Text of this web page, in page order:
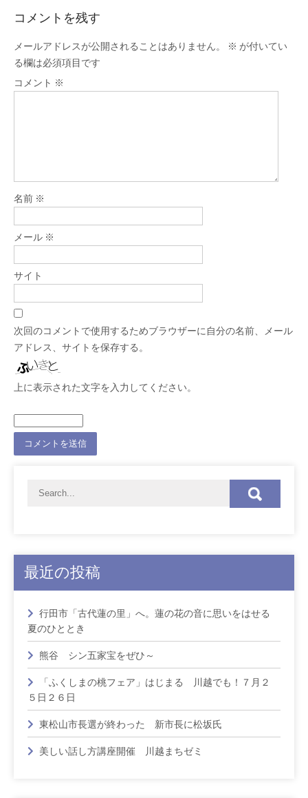
コメントを残す
メールアドレスが公開されることはありません。 ※ が付いてい
る欄は必須項目です
コメント ※
名前 ※
メール ※
サイト
次回のコメントで使用するためブラウザーに自分の名前、メール
アドレス、サイトを保存する。
上に表示された文字を入力してください。
最近の投稿
行田市「古代蓮の里」へ。蓮の花の音に思いをはせる
夏のひととき
熊谷 シン五家宝をぜひ～
「ふくしまの桃フェア」はじまる 川越でも！７月２
５日２６日
東松山市長選が終わった 新市長に松坂氏
美しい話し方講座開催 川越まちゼミ